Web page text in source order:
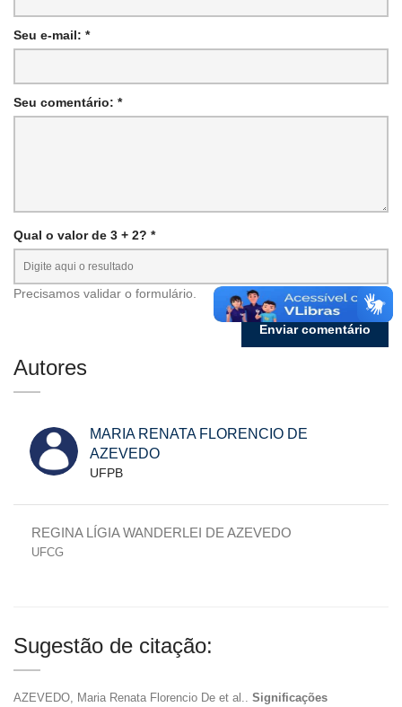
Seu e-mail: *
Seu comentário: *
Qual o valor de 3 + 2? *
Precisamos validar o formulário.
Autores
MARIA RENATA FLORENCIO DE
AZEVEDO
UFPB
REGINA LÍGIA WANDERLEI DE AZEVEDO
UFCG
Sugestão de citação:
AZEVEDO, Maria Renata Florencio De et al.. Significações